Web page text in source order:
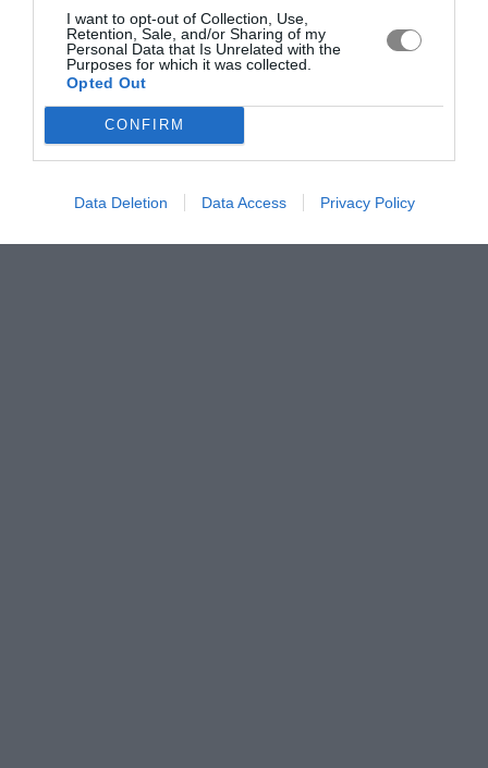
I want to opt-out of Collection, Use,
Retention, Sale, and/or Sharing of my
Personal Data that Is Unrelated with the
Purposes for which it was collected.
Opted Out
CONFIRM
Data Deletion Data Access Privacy Policy